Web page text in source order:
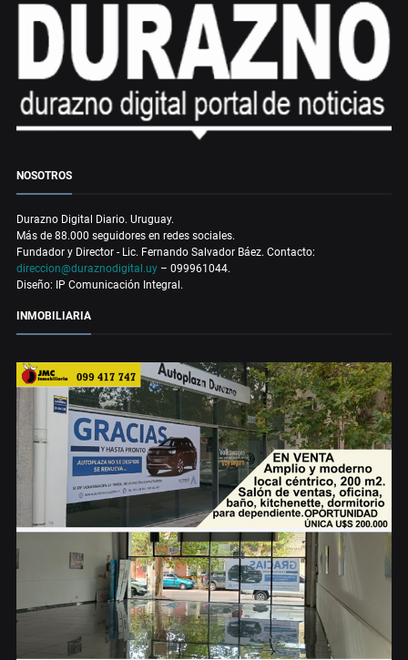
NOSOTROS
Durazno Digital Diario. Uruguay.
Más de 88.000 seguidores en redes sociales.
Fundador y Director - Lic. Fernando Salvador Báez. Contacto:
direccion@duraznodigital.uy – 099961044.
Diseño: IP Comunicación Integral.
INMOBILIARIA